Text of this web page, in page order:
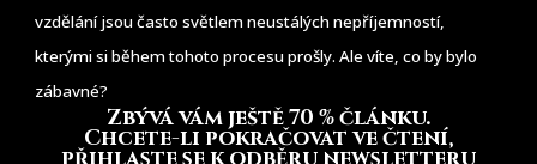
vzdělání jsou často světlem neustálých nepříjemností,
kterými si během tohoto procesu prošly. Ale víte, co by bylo
zábavné?
Zbývá vám ještě 70 % článku.
Chcete-li pokračovat ve čtení,